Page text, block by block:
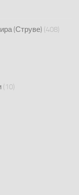
(Струве) (408)
(10)